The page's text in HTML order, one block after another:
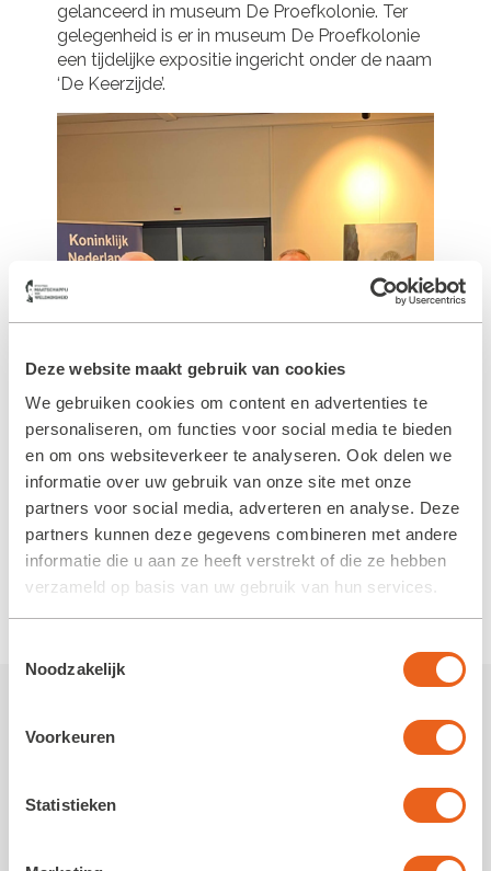
Deze website maakt gebruik van cookies
We gebruiken cookies om content en advertenties te
personaliseren, om functies voor social media te bieden
en om ons websiteverkeer te analyseren. Ook delen we
informatie over uw gebruik van onze site met onze
partners voor social media, adverteren en analyse. Deze
partners kunnen deze gegevens combineren met andere
informatie die u aan ze heeft verstrekt of die ze hebben
verzameld op basis van uw gebruik van hun services.
Noodzakelijk
Voorkeuren
Statistieken
gelanceerd in museum De Proefkolonie. Ter
gelegenheid is er in museum De Proefkolonie
een tijdelijke expositie ingericht onder de naam
‘De Keerzijde’.